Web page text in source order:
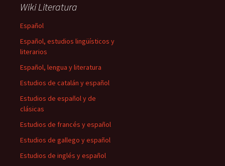
Wiki Literatura
Español
Español, estudios lingüísticos y
literarios
Español, lengua y literatura
Estudios de catalán y español
Estudios de español y de
clásicas
Estudios de francés y español
Estudios de gallego y español
Estudios de inglés y español